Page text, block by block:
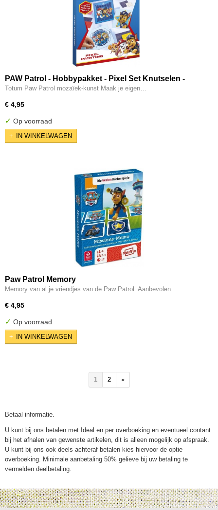
PAW Patrol - Hobbypakket - Pixel Set Knutselen -
Multicolor
Totum Paw Patrol mozaïek-kunst Maak je eigen…
€ 4,95
✓ Op voorraad
IN WINKELWAGEN
Paw Patrol Memory
Memory van al je vriendjes van de Paw Patrol. Aanbevolen…
€ 4,95
✓ Op voorraad
IN WINKELWAGEN
1 2 »
Betaal informatie.
U kunt bij ons betalen met Ideal en per overboeking en eventueel contant
bij het afhalen van gewenste artikelen, dit is alleen mogelijk op afspraak.
U kunt bij ons ook deels achteraf betalen kies hiervoor de optie
overboeking. Minimale aanbetaling 50% gelieve bij uw betaling te
vermelden deelbetaling.